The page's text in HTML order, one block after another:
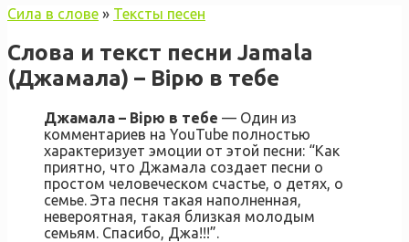
Сила в слове » Тексты песен
Слова и текст песни Jamala
(Джамала) – Вірю в тебе
Джамала – Вірю в тебе — Один из
комментариев на YouTube полностью
характеризует эмоции от этой песни: “Как
приятно, что Джамала создает песни о
простом человеческом счастье, о детях, о
семье. Эта песня такая наполненная,
невероятная, такая близкая молодым
семьям. Спасибо, Джа!!!”.